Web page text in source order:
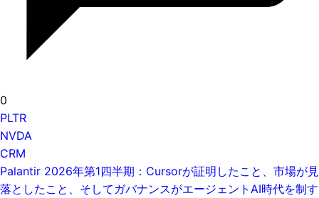
0
PLTR
NVDA
CRM
Palantir 2026年第1四半期：Cursorが証明したこと、市場が見
落としたこと、そしてガバナンスがエージェントAI時代を制す